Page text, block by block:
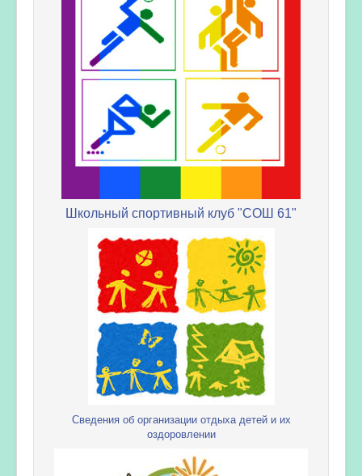
Школьный спортивный клуб "СОШ 61"
Сведения об организации отдыха детей и их
оздоровлении